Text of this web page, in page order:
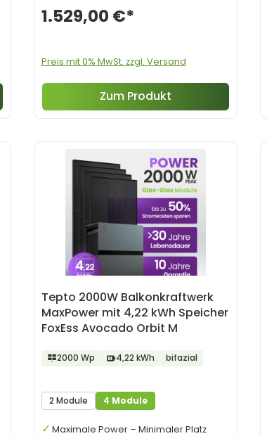
1.529,00 €*
Preis mit 0% MwSt. zzgl. Versand
Zum Produkt
Tepto 2000W Balkonkraftwerk
MaxPower mit 4,22 kWh Speicher
FoxEss Avocado Orbit M
2000 Wp 4,22 kWh bifazial
2 Module 4 Module
Maximale Power – Minimaler Platz